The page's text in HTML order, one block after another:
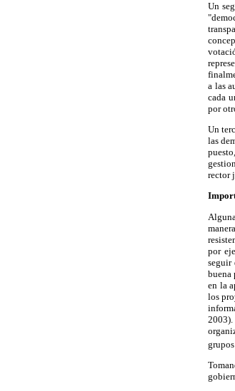
Un
a las
cada
por
Un
las
rector
por
seguir
buena
en la
los